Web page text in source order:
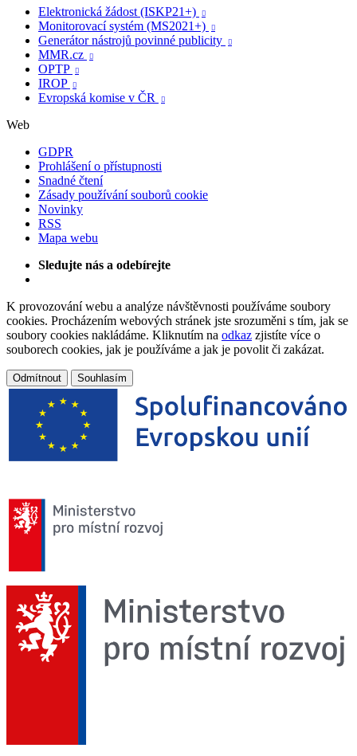
Elektronická žádost (ISKP21+)

Monitorovací systém (MS2021+) 
Generátor nástrojů povinné publicity 
MMR.cz 
OPTP 
IROP 
Evropská komise v ČR 
Web
GDPR
Prohlášení o přístupnosti
Snadné čtení
Zásady používání souborů cookie
Novinky
RSS
Mapa webu
Sledujte nás a odebírejte
K provozování webu a analýze návštěvnosti používáme soubory
cookies. Procházením webových stránek jste srozuměni s tím, jak se
soubory cookies nakládáme. Kliknutím na odkaz zjistíte více o
souborech cookies, jak je používáme a jak je povolit či zakázat.
Odmítnout Souhlasím